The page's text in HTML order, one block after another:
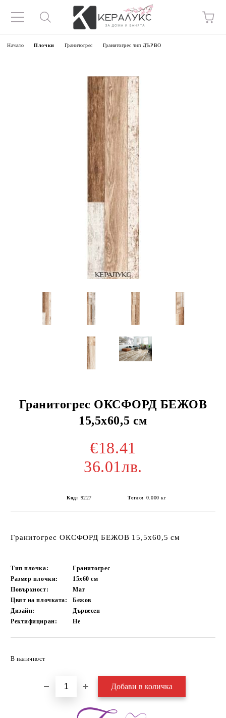
Начало Плочки Гранитогрес Гранитогрес тип ДЪРВО
Гранитогрес ОКСФОРД БЕЖОВ
15,5x60,5 см
€18.41
36.01лв.
Код: 9227 Тегло: 0.000 кг
Гранитогрес ОКСФОРД БЕЖОВ 15,5x60,5 см
Тип плочка:
Гранитогрес
Размер плочки:
15x60см
Повърхност:
Мат
Цвят на плочката:
Бежов
Дизайн:
Дървесен
Ректифициран:
Не
В наличност